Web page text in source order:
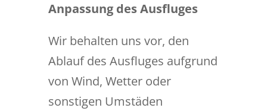
Anpassung des Ausfluges
Wir behalten uns vor, den
Ablauf des Ausfluges aufgrund
von Wind, Wetter oder
sonstigen Umstäden